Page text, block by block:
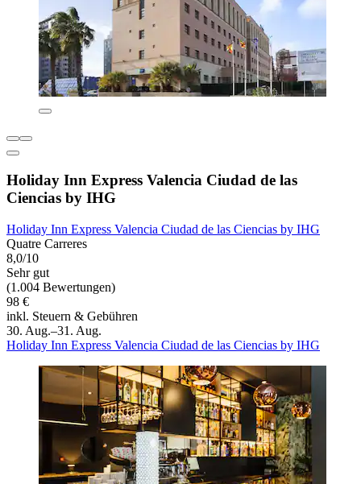
Holiday Inn Express Valencia Ciudad de las
Ciencias by IHG
Holiday Inn Express Valencia Ciudad de las Ciencias by IHG
Quatre Carreres
8,0/10
Sehr gut
(1.004 Bewertungen)
98 €
inkl. Steuern & Gebühren
30. Aug.–31. Aug.
Holiday Inn Express Valencia Ciudad de las Ciencias by IHG